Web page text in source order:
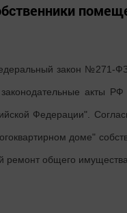
закон №271-
акты
Федерации".
доме"
ремонт общего имущества.